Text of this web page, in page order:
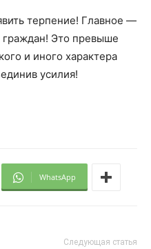
терпение! Главное —
граждан! Это превыше
и иного характера
усилия!
WhatsApp
Следующая статья